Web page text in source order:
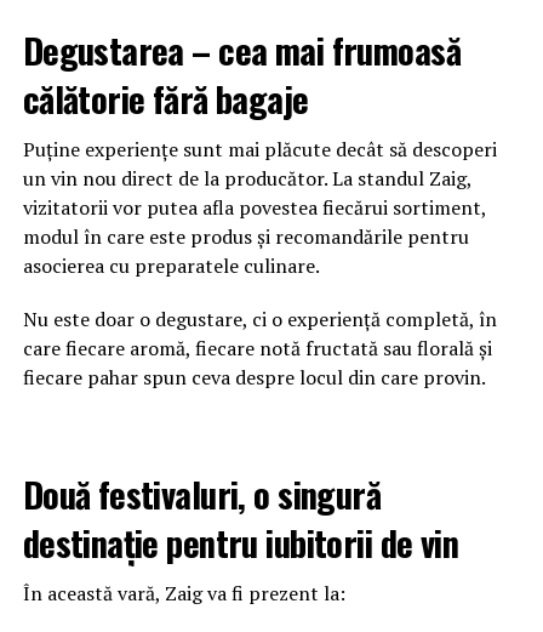
Degustarea – cea mai frumoasă
călătorie fără bagaje
Puține experiențe sunt mai plăcute decât să descoperi
un vin nou direct de la producător. La standul Zaig,
vizitatorii vor putea afla povestea fiecărui sortiment,
modul în care este produs și recomandările pentru
asocierea cu preparatele culinare.
Nu este doar o degustare, ci o experiență completă, în
care fiecare aromă, fiecare notă fructată sau florală și
fiecare pahar spun ceva despre locul din care provin.
Două festivaluri, o singură
destinație pentru iubitorii de vin
În această vară, Zaig va fi prezent la: